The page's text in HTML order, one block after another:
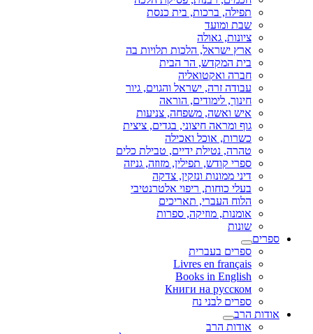
תפילה, ברכות, בית כנסת
שבת ומועד
ציונות, גאולה
ארץ ישראל, הלכות תלויות בה
בית המקדש, הר הבית
חברה ואקטואליה
עבודה זרה, ישראל והגוים, גיור
חינוך, לימודים, הוראה
איש ואשה, משפחה, צניעות
גוף ומראה חיצוני, בגדים, ציצית
כשרות, אוכל ואכילה
טהרה, נטילת ידיים, טבילת כלים
ספרי קודש, תפילין, מזוזה, גניזה
דיני ממונות ונזקין, צדקה
בעלי כוחות, ריפוי אלטרנטיבי
הלוח העברי, תאריכים
אומנות, מוזיקה, ספרות
שונות
ספרים
ספרים בעברית
Livres en français
Books in English
Книги на русском
ספרים לבני נח
אודות הרב
אודות הרב